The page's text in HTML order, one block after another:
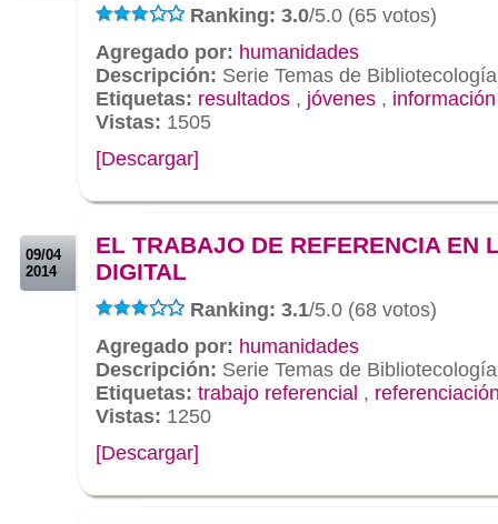
Ranking: 3.0/5.0 (65 votos)
Agregado por: humanidades
Descripción: Serie Temas de
Etiquetas: resultados , jóvenes , información
Vistas: 1505
[Descargar]
09/04
2014
EL TRABAJO DE REFERENCIA EN
DIGITAL
Ranking: 3.1/5.0 (68 votos)
Agregado por: humanidades
Descripción: Serie Temas de
Etiquetas: trabajo referencial ,
Vistas: 1250
[Descargar]